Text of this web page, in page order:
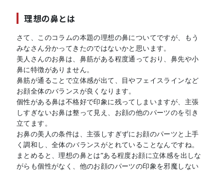
理想の鼻とは
さて、このコラムの本題の理想の鼻についてですが、もう
みなさん分かってきたのではないかと思います。
美人さんのお鼻は、鼻筋がある程度通っており、鼻先や小
鼻に特徴がありません。
鼻筋が通ることで立体感が出て、目やフェイスラインなど
お顔全体のバランスが良くなります。
個性がある鼻は不格好で印象に残ってしまいますが、主張
しすぎないお鼻は整って見え、お顔の他のパーツのを引き
立てます。
お鼻の美人の条件は、主張しすぎずにお顔のパーツと上手
く調和し、全体のバランスがとれていることなんですね。
まとめると、理想の鼻とは”ある程度お顔に立体感を出しな
がらも個性がなく、他のお顔のパーツの印象を邪魔しない